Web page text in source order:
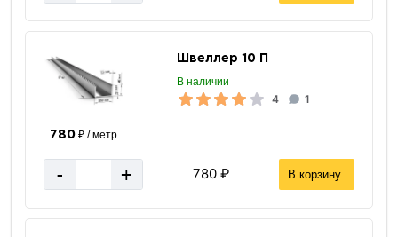
Швеллер 10 П
В наличии
4 1
780₽ / метр
- + 780 ₽ В корзину